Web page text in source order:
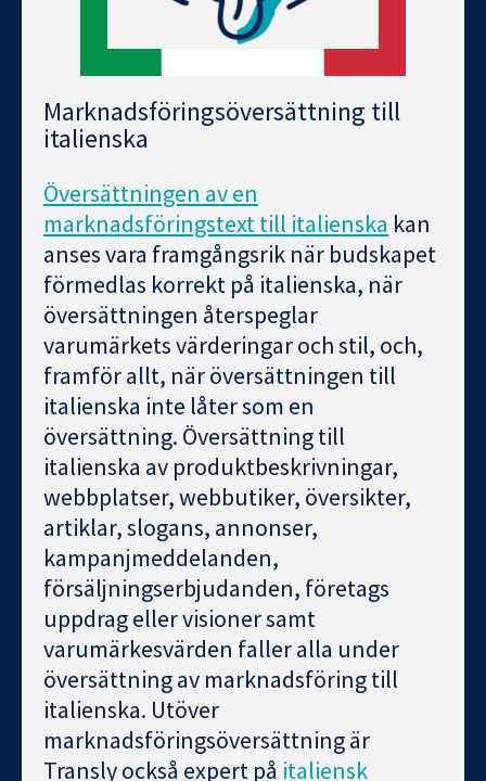
Marknadsföringsöversättning till
italienska
Översättningen av en
marknadsföringstext till italienska kan
anses vara framgångsrik när budskapet
förmedlas korrekt på italienska, när
översättningen återspeglar
varumärkets värderingar och stil, och,
framför allt, när översättningen till
italienska inte låter som en
översättning. Översättning till
italienska av produktbeskrivningar,
webbplatser, webbutiker, översikter,
artiklar, slogans, annonser,
kampanjmeddelanden,
försäljningserbjudanden, företags
uppdrag eller visioner samt
varumärkesvärden faller alla under
översättning av marknadsföring till
italienska. Utöver
marknadsföringsöversättning är
Transly också expert på italiensk